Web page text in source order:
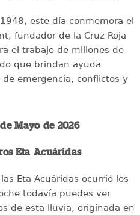
este día conmemora el
fundador de la Cruz Roja
el trabajo de millones de
que brindan ayuda
emergencia, conflictos y
Mayo de 2026
Eta Acuáridas
Eta Acuáridas ocurrió los
todavía puedes ver
de esta lluvia, originada en